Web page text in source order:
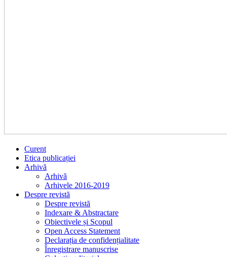
Curent
Etica publicației
Arhivă
Arhivă
Arhivele 2016-2019
Despre revistă
Despre revistă
Indexare & Abstractare
Obiectivele și Scopul
Open Access Statement
Declarația de confidențialitate
Înregistrare manuscrise